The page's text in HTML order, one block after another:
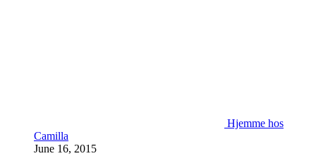
Hjemme hos
Camilla
June 16, 2015